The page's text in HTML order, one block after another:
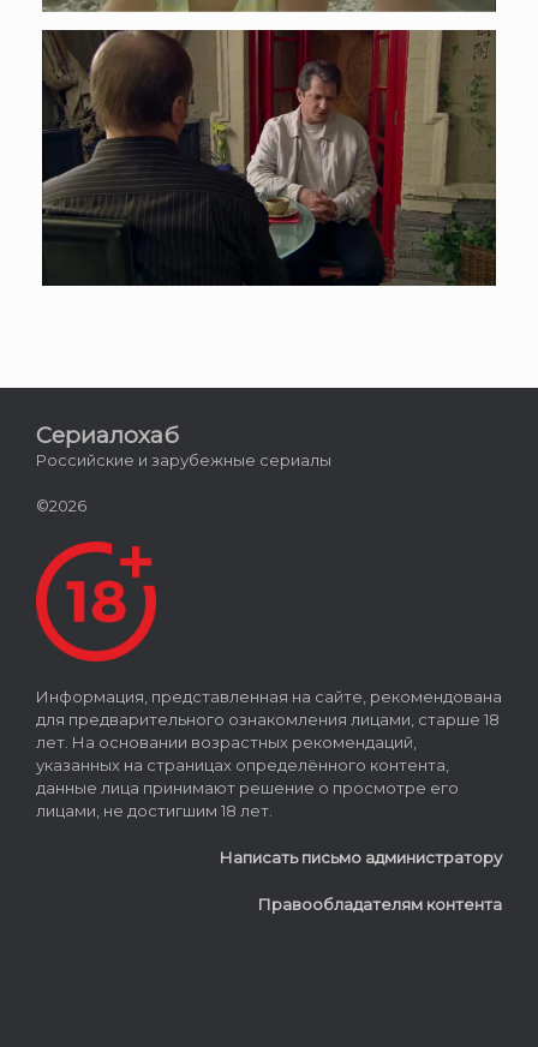
Сериалохаб
Российские и зарубежные сериалы
©2026
Информация, представленная на сайте, рекомендована
для предварительного ознакомления лицами, старше 18
лет. На основании возрастных рекомендаций,
указанных на страницах определённого контента,
данные лица принимают решение о просмотре его
лицами, не достигшим 18 лет.
Написать письмо администратору
Правообладателям контента